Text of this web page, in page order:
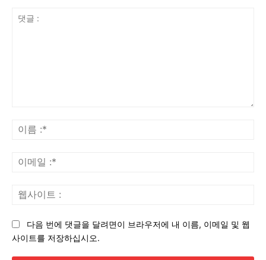
글
다음 번에 댓글을 달려면이 브라우저에 내 이름, 이메일 및 웹
사이트를 저장하십시오.